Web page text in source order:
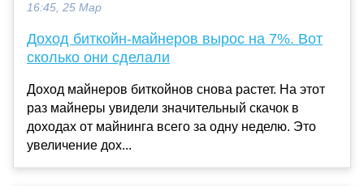
16:45, 25 Мар
Доход биткойн-майнеров вырос на 7%. Вот
сколько они сделали
Доход майнеров биткойнов снова растет. На этот
раз майнеры увидели значительный скачок в
доходах от майнинга всего за одну неделю. Это
увеличение дох...